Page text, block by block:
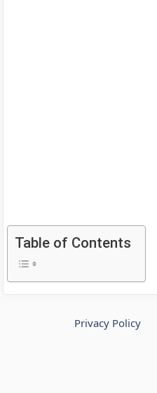
Table of Contents
Privacy Policy